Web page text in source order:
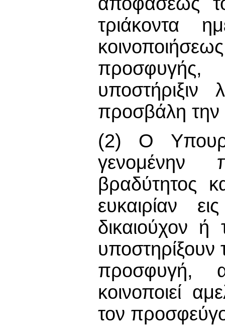
τριάκοντα
προσβάλη την
(2) Ο
γενομένην
βραδύτητος
ευκαιρίαν
δικαιούχον
υποστηρίξουν
προσφυγή,
κοινοποιεί
τον